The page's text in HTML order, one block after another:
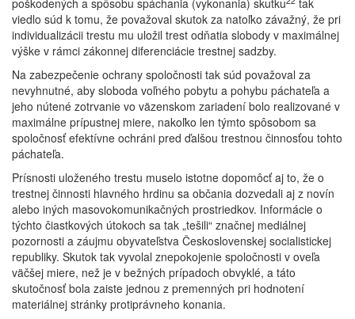
poškodených a spôsobu spáchania (vykonania) skutku
tak
viedlo súd k tomu, že považoval skutok za natoľko závažný, že pri
individualizácii trestu mu uložil trest odňatia slobody v maximálnej
výške v rámci zákonnej diferenciácie trestnej sadzby.
Na zabezpečenie ochrany spoločnosti tak súd považoval za
nevyhnutné, aby sloboda voľného pobytu a pohybu páchateľa a
jeho nútené zotrvanie vo väzenskom zariadení bolo realizované v
maximálne prípustnej miere, nakoľko len týmto spôsobom sa
spoločnosť efektívne ochráni pred ďalšou trestnou činnosťou tohto
páchateľa.
Prísnosti uloženého trestu muselo istotne dopomôcť aj to, že o
trestnej činnosti hlavného hrdinu sa občania dozvedali aj z novín
alebo iných masovokomunikačných prostriedkov. Informácie o
týchto čiastkových útokoch sa tak „tešili“ značnej mediálnej
pozornosti a záujmu obyvateľstva Československej socialistickej
republiky. Skutok tak vyvolal znepokojenie spoločnosti v oveľa
väčšej miere, než je v bežných prípadoch obvyklé, a táto
skutočnosť bola zaiste jednou z premenných pri hodnotení
materiálnej stránky protiprávneho konania.